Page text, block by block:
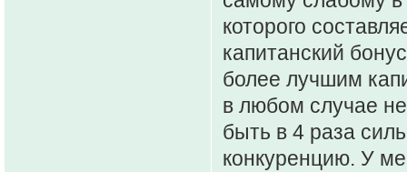
которого
капитанский
более лучшим
в любом случае
быть в 4 раза
конкуренцию. У